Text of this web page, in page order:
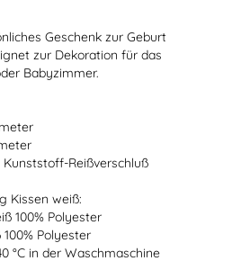
Geschenk zur Geburt
zur Dekoration für das
Babyzimmer.
Reißverschluß
Kissen weiß:
100% Polyester
Polyester
°C in der Waschmaschine